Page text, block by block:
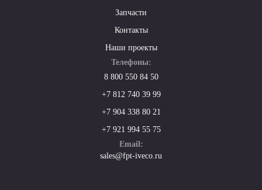
Запчасти
Контакты
Наши проекты
Телефоны:
8 800 550 84 50
+7 812 740 39 99
+7 904 338 80 21
+7 921 994 55 75
Email:
sales@fpt-iveco.ru